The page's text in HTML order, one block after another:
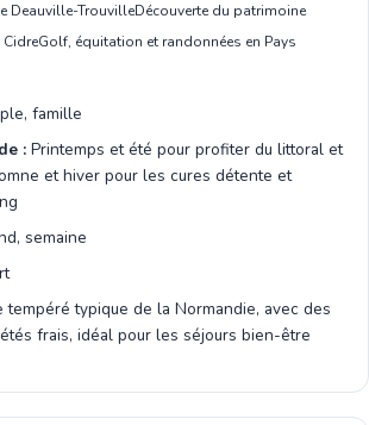
Deauville-TrouvilleDécouverte du patrimoine
Golf, équitation et randonnées en Pays
famille
: Printemps et été pour profiter du littoral et
et hiver pour les cures détente et
semaine
typique de la Normandie, avec des
frais, idéal pour les séjours bien-être